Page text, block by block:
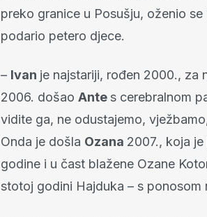
preko granice u Posušju, oženio
podario petero djece.
– Ivan je najstariji, rođen 2000., za
2006. došao Ante s cerebralnom
vidite ga, ne odustajemo,
Onda je došla Ozana 2007., koja
godine i u čast blažene Ozane
stotoj godini Hajduka – s